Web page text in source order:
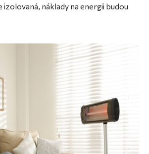
náklady na energii budou